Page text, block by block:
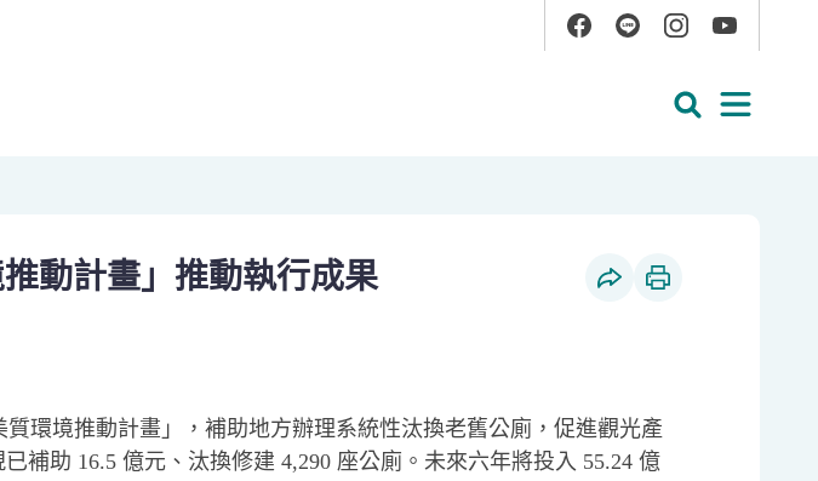
YouTube
動計畫」推動執行成果
質環境推動計畫」，補助地方辦理系統性汰換老舊公廁，促進觀光產
補助 16.5 億元、汰換修建 4,290 座公廁。未來六年將投入 55.24 億